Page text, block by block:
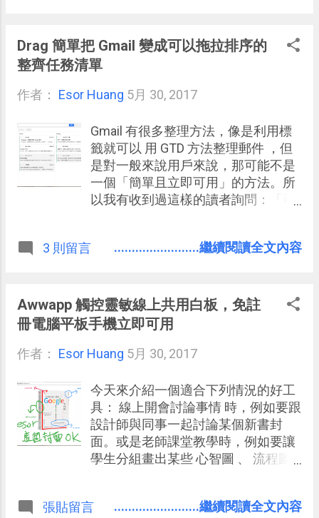
六百萬公里。 過去幾年， Google 街
景常常有許多讓人驚艷的新地點上
是馬路上的道路實景，街景的技術開
物。或許有一天這些景物可能在真實
世界中消失，但起碼可以在 Google
街景留下歷史的見證。
Drag 簡單把 Gmail 變成可以拖拉排序的
整齊任務清單
作者： Esor Huang 5月 30, 2017
Gmail 有很多整理方法，像是利用標
籤就可以 用 GTD 方法整理郵件 ，但
是對一般來說用戶來說，那可能不是
一個「簡單且立即可用」的方法。所
以我有收到過這樣的讀者詢問：「可
來安排郵件。」 可惜 Gmail 中只能依
幫忙，像是今天要介紹的這個簡單易
用的工具：「 Drag App | Manage
」是一個 Chrome 外掛，可以把
完成」三欄看板，讓我們用「拖拉」
就能重新排序郵件的前後順序，或是
把郵件拉到不同的進度欄中，這樣一
來，用簡單方法，雜亂的郵件就變成
可以依序工作的整齊清單了。
3 則留言 ........................繼續閱讀全文內容
Awwapp 觸控靈敏線上共用白板，免註
冊電腦平板手機立即可用
作者： Esor Huang 5月 30, 2017
今天來介紹一個適合下列情況的好工
具： 線上開會討論事情 時，例如要跟
設計師與同事一起討論某個新書封
面。或是老師課堂教學時，例如要讓
學生分組畫出某些 心智圖 、 流程圖
這個線上共用白板工具：「 Awwapp
張貼留言 ........................繼續閱讀全文內容